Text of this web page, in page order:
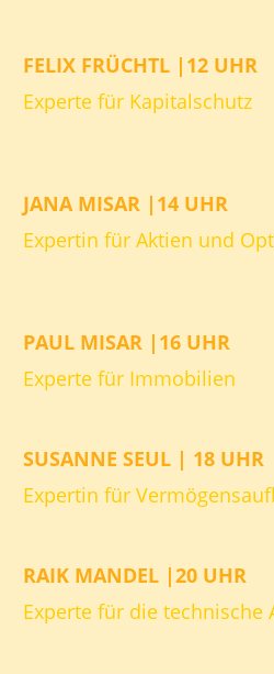
FELIX FRÜCHTL |12 UHR
Experte für Kapitalschutz
JANA MISAR |14 UHR
Expertin für Aktien und
PAUL MISAR |16 UHR
Experte für Immobilien
SUSANNE SEUL | 18 UHR
Expertin für
RAIK MANDEL |20 UHR
Experte für die technische